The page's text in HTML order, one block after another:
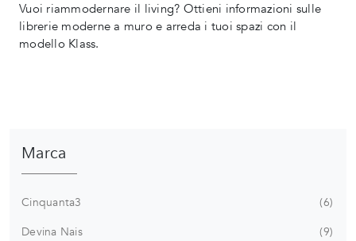
Vuoi riammodernare il living? Ottieni informazioni sulle
librerie moderne a muro e arreda i tuoi spazi con il
modello Klass.
Marca
Cinquanta3
6
Devina Nais
9